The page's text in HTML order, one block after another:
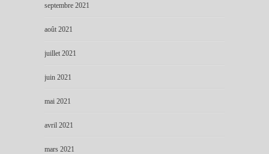
septembre 2021
août 2021
juillet 2021
juin 2021
mai 2021
avril 2021
mars 2021